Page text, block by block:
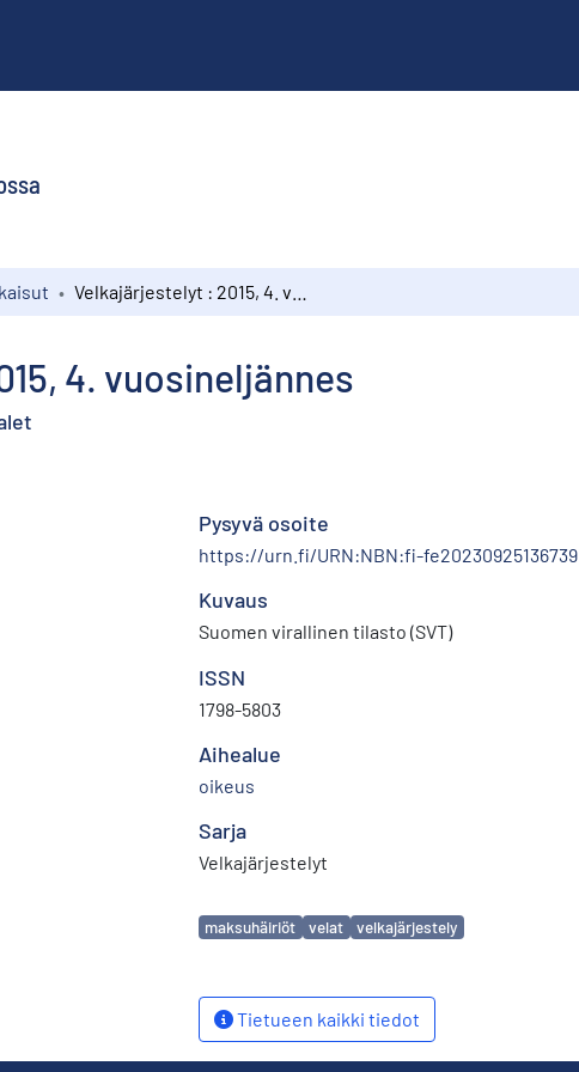
4. vuosineljännes
Pysyvä osoite
https://urn.fi/URN:NBN:fi-fe20230925136739
Kuvaus
Suomen virallinen tilasto (SVT)
ISSN
1798-5803
Aihealue
oikeus
Sarja
Velkajärjestelyt
Avainsanat
maksuhäiriöt velat velkajärjestely
Tietueen kaikki tiedot